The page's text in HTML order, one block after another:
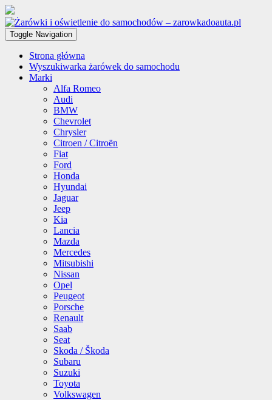
Toggle Navigation
Strona główna
Wyszukiwarka żarówek do samochodu
Marki
Alfa Romeo
Audi
BMW
Chevrolet
Chrysler
Citroen / Citroën
Fiat
Ford
Honda
Hyundai
Jaguar
Jeep
Kia
Lancia
Mazda
Mercedes
Mitsubishi
Nissan
Opel
Peugeot
Porsche
Renault
Saab
Seat
Skoda / Škoda
Subaru
Suzuki
Toyota
Volkswagen